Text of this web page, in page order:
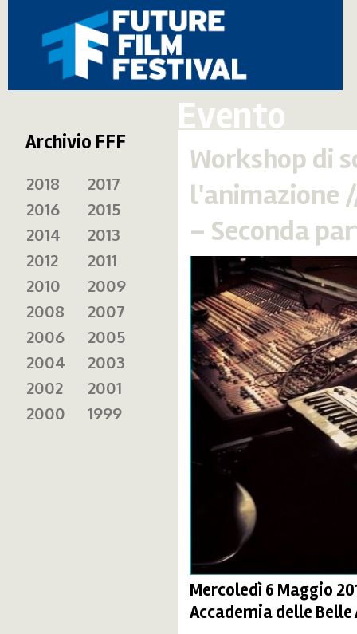
Evento
Workshop di
l'animazione
– Seconda
Mercoledì 6 Maggio
Accademia delle
Archivio FFF
2018
2017
2016
2015
2014
2013
2012
2011
2010
2009
2008
2007
2006
2005
2004
2003
2002
2001
2000
1999